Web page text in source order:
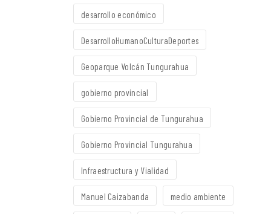
desarrollo económico
DesarrolloHumanoCulturaDeportes
Geoparque Volcán Tungurahua
gobierno provincial
Gobierno Provincial de Tungurahua
Gobierno Provincial Tungurahua
Infraestructura y Vialidad
Manuel Caizabanda medio ambiente